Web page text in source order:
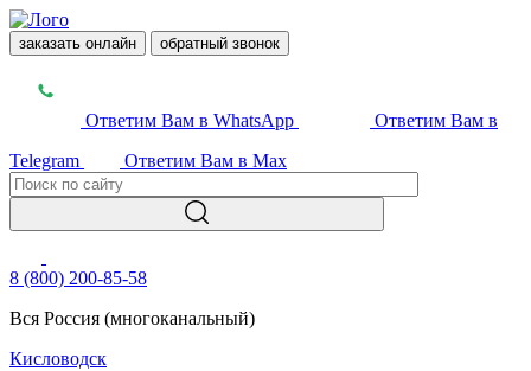
заказать онлайн обратный звонок
Ответим Вам в WhatsApp
Ответим Вам в
Telegram
Ответим Вам в Max
8 (800) 200-85-58
Вся Россия (многоканальный)
Кисловодск